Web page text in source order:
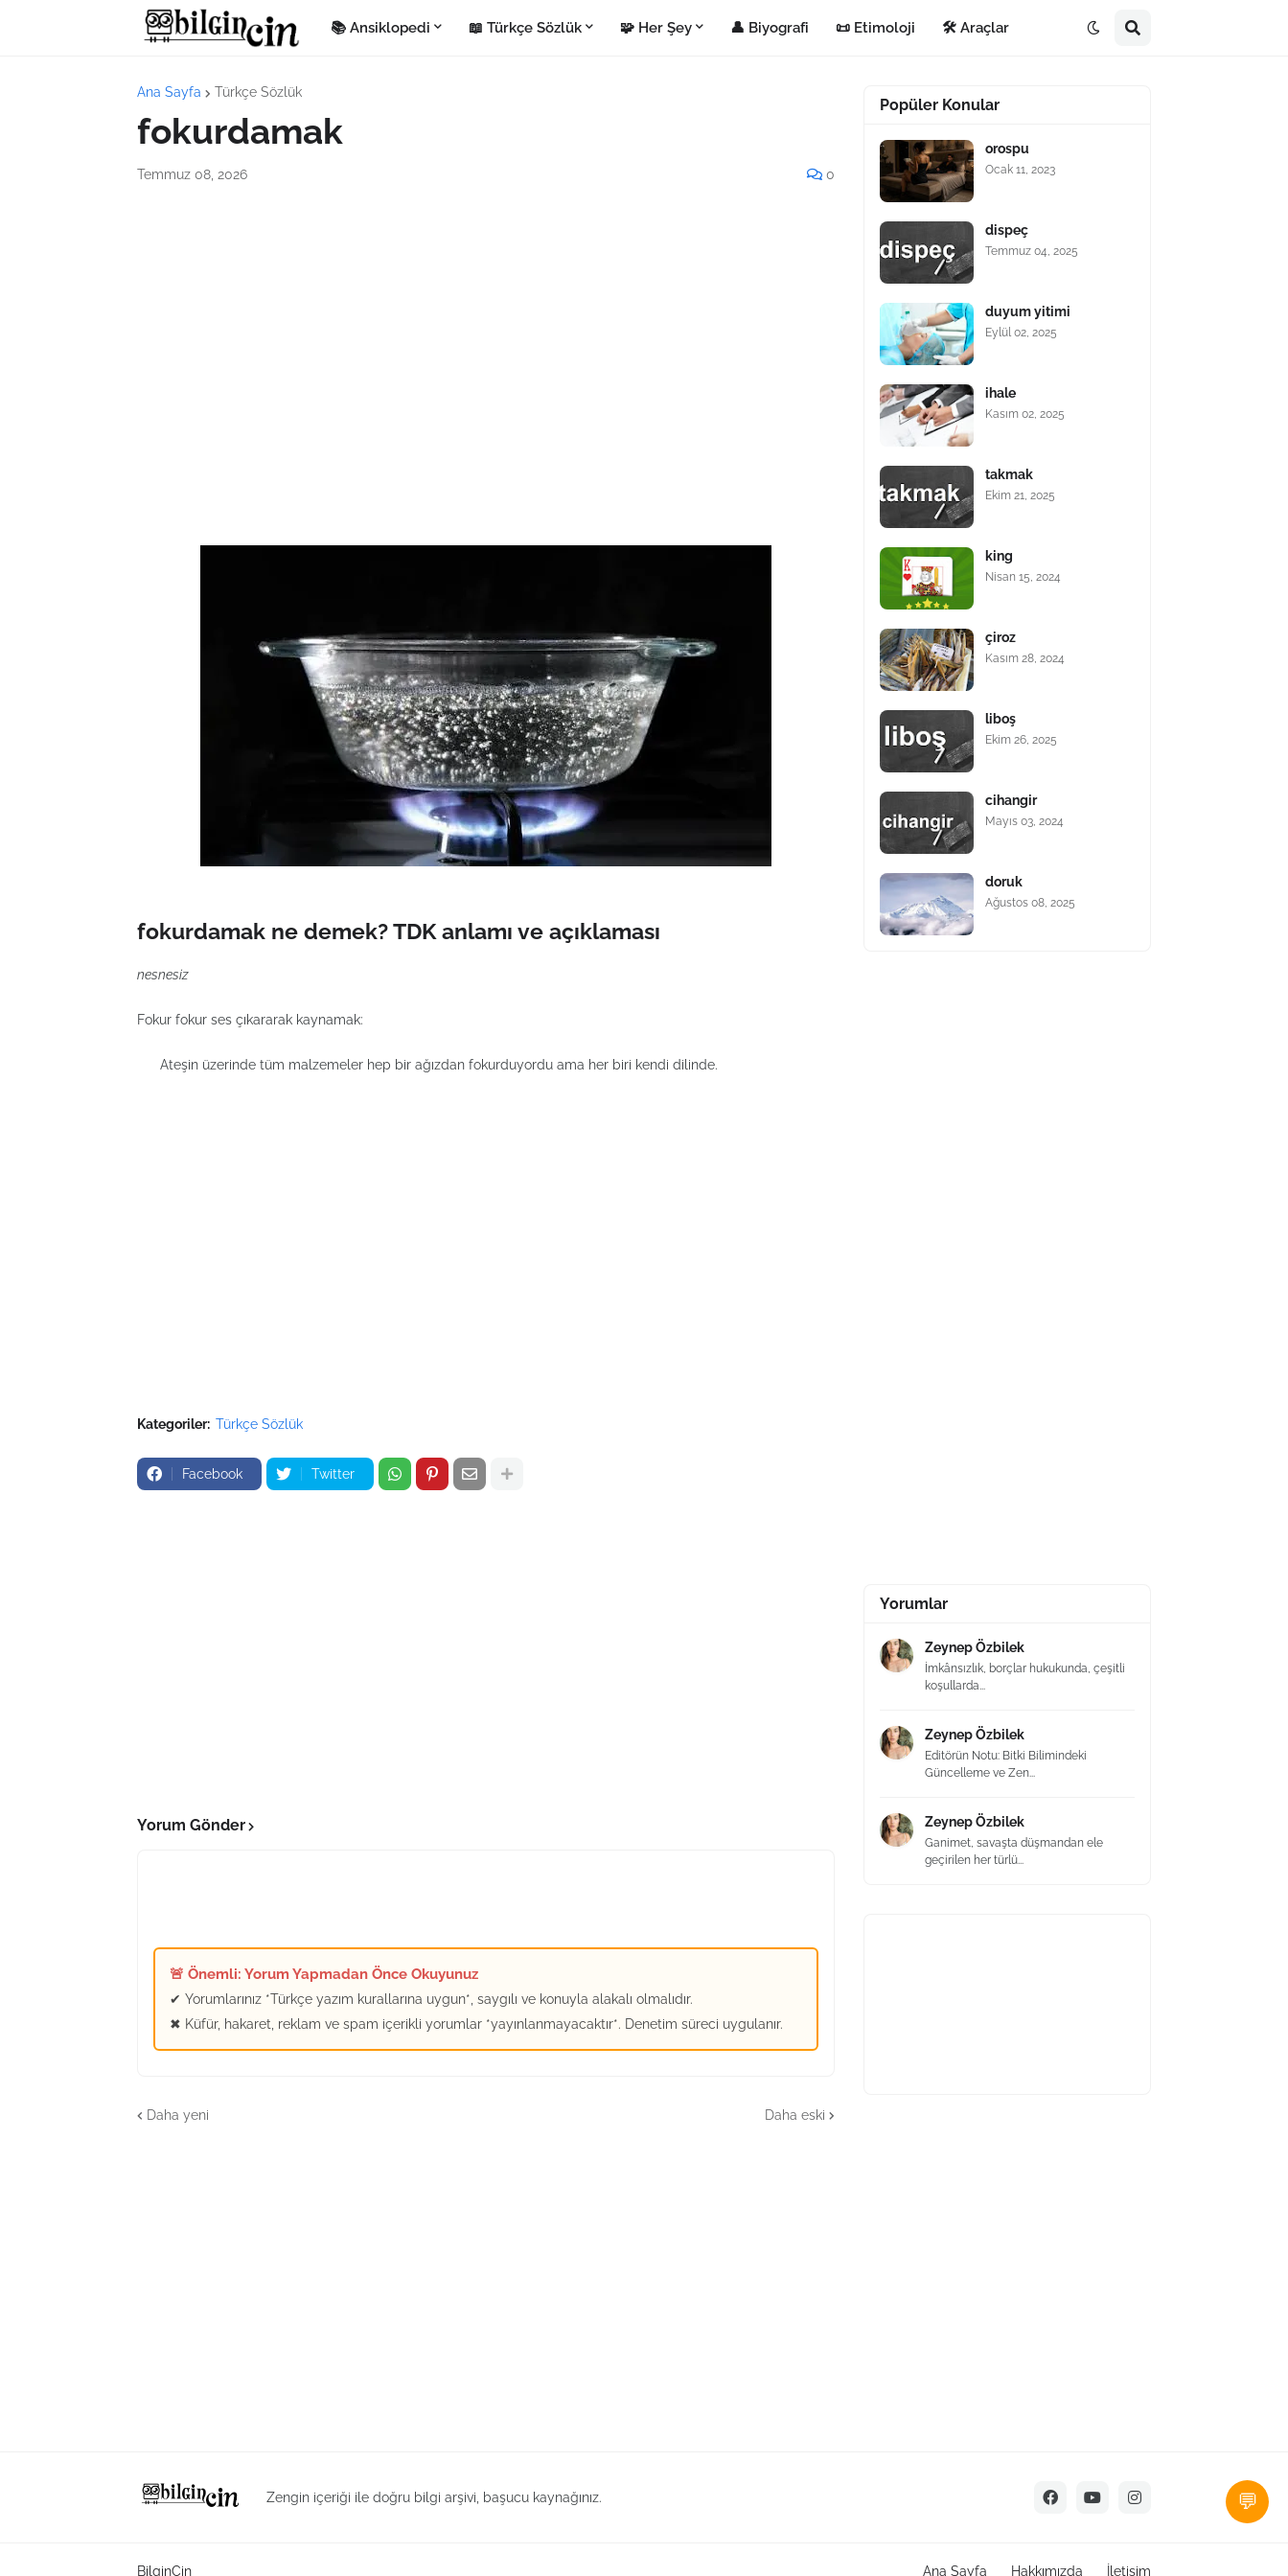
📚 Ansiklopedi 📖 Türkçe Sözlük 🧩 Her Şey 👤 Biyografi 📜 Etimoloji 🛠️ Araçlar
Ana Sayfa Türkçe Sözlük
fokurdamak
Temmuz 08, 2026 0
fokurdamak ne demek? TDK anlamı ve açıklaması
nesnesiz
Fokur fokur ses çıkararak kaynamak:
Ateşin üzerinde tüm malzemeler hep bir ağızdan fokurduyordu ama her biri kendi dilinde.
Kategoriler: Türkçe Sözlük
Facebook Twitter
Yorum Gönder
🚨 Önemli: Yorum Yapmadan Önce Okuyunuz
✔ Yorumlarınız *Türkçe yazım kurallarına uygun*, saygılı ve konuyla alakalı olmalıdır.
✖ Küfür, hakaret, reklam ve spam içerikli yorumlar *yayınlanmayacaktır*. Denetim süreci uygulanır.
Daha yeni Daha eski
Popüler Konular
orospu
Ocak 11, 2023
dispeç
Temmuz 04, 2025
duyum yitimi
Eylül 02, 2025
ihale
Kasım 02, 2025
takmak
Ekim 21, 2025
king
Nisan 15, 2024
çiroz
Kasım 28, 2024
liboş
Ekim 26, 2025
cihangir
Mayıs 03, 2024
doruk
Ağustos 08, 2025
Yorumlar
Zeynep Özbilek
İmkânsızlık, borçlar hukukunda, çeşitli
koşullarda...
Zeynep Özbilek
Editörün Notu: Bitki Bilimindeki
Güncelleme ve Zen...
Zeynep Özbilek
Ganimet, savaşta düşmandan ele
geçirilen her türlü...
Zengin içeriği ile doğru bilgi arşivi, başucu kaynağınız.
BilginCin Ana Sayfa Hakkımızda İletişim
💬